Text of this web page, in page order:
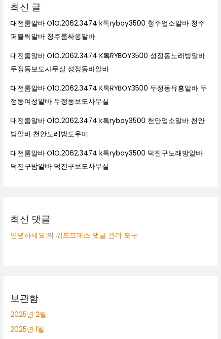
최신 글
대전룸알바 O1O.2062.3474 k톡ryboy3500 청주업소알바 청주
퍼블릭알바 청주룸싸롱알바
대전룸알바 O1O.2062.3474 K톡RYBOY3500 성정동노래방알바
두정동보도사무실 성정동바알바
대전룸알바 O1O.2062.3474 K톡RYBOY3500 두정동유흥알바 두
정동여성알바 두정동보도사무실
대전룸알바 O1O.2062.3474 k톡ryboy3500 천안업소알바 천안
밤알바 천안노래방도우미
대전룸알바 O1O.2062.3474 k톡ryboy3500 덕진구노래방알바
덕진구밤알바 덕진구보도사무실
최신 댓글
안녕하세요!의워드프레스 댓글 관리 도구
보관함
2025년 2월
2025년 1월